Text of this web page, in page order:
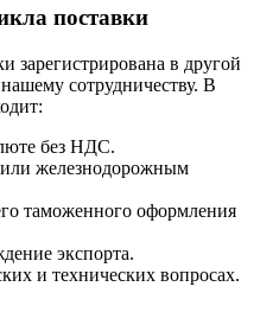
поставки
в другой
сотрудничеству. В
без НДС.
железнодорожным
таможенного оформления
экспорта.
и технических вопросах.